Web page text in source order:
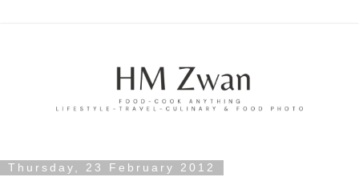
Thursday, 23 February 2012